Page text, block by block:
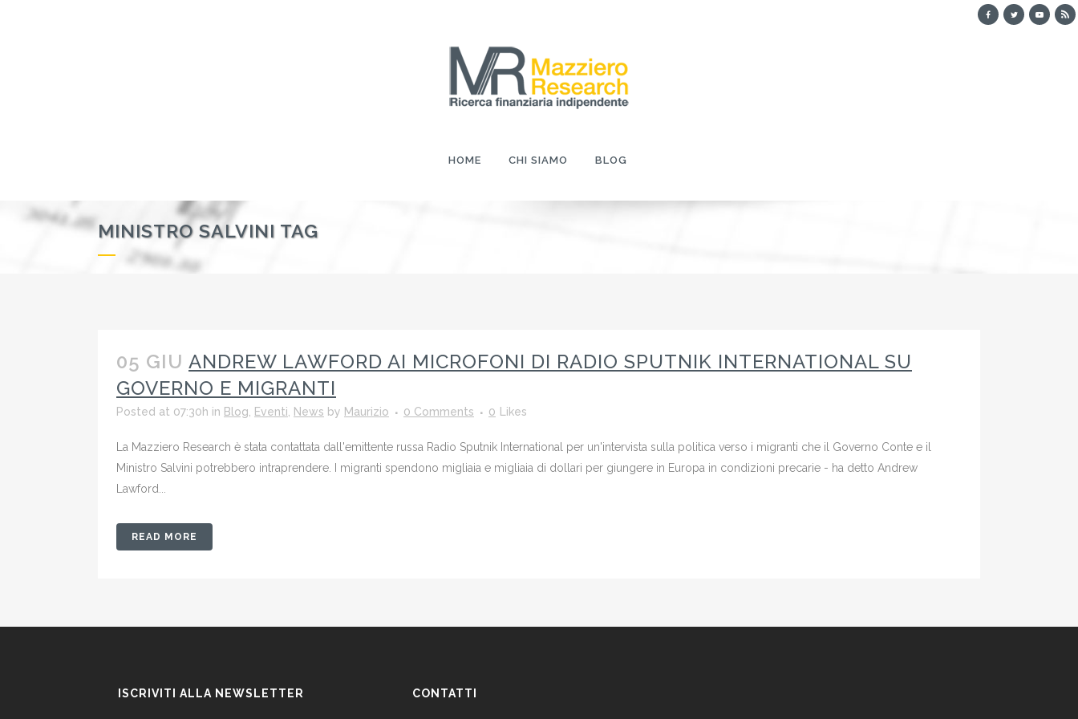
HOME CHI SIAMO BLOG
MINISTRO SALVINI TAG
05 GIU ANDREW LAWFORD AI MICROFONI DI RADIO SPUTNIK INTERNATIONAL SU
GOVERNO E MIGRANTI
Posted at 07:30h in Blog Eventi News by Maurizio 0 Comments 0 Likes
La Mazziero Research è stata contattata dall'emittente russa Radio Sputnik International per un'intervista sulla politica verso i migranti che il Governo Conte e il
Ministro Salvini potrebbero intraprendere. I migranti spendono migliaia e migliaia di dollari per giungere in Europa in condizioni precarie - ha detto Andrew
Lawford...
READ MORE
ISCRIVITI ALLA NEWSLETTER CONTATTI